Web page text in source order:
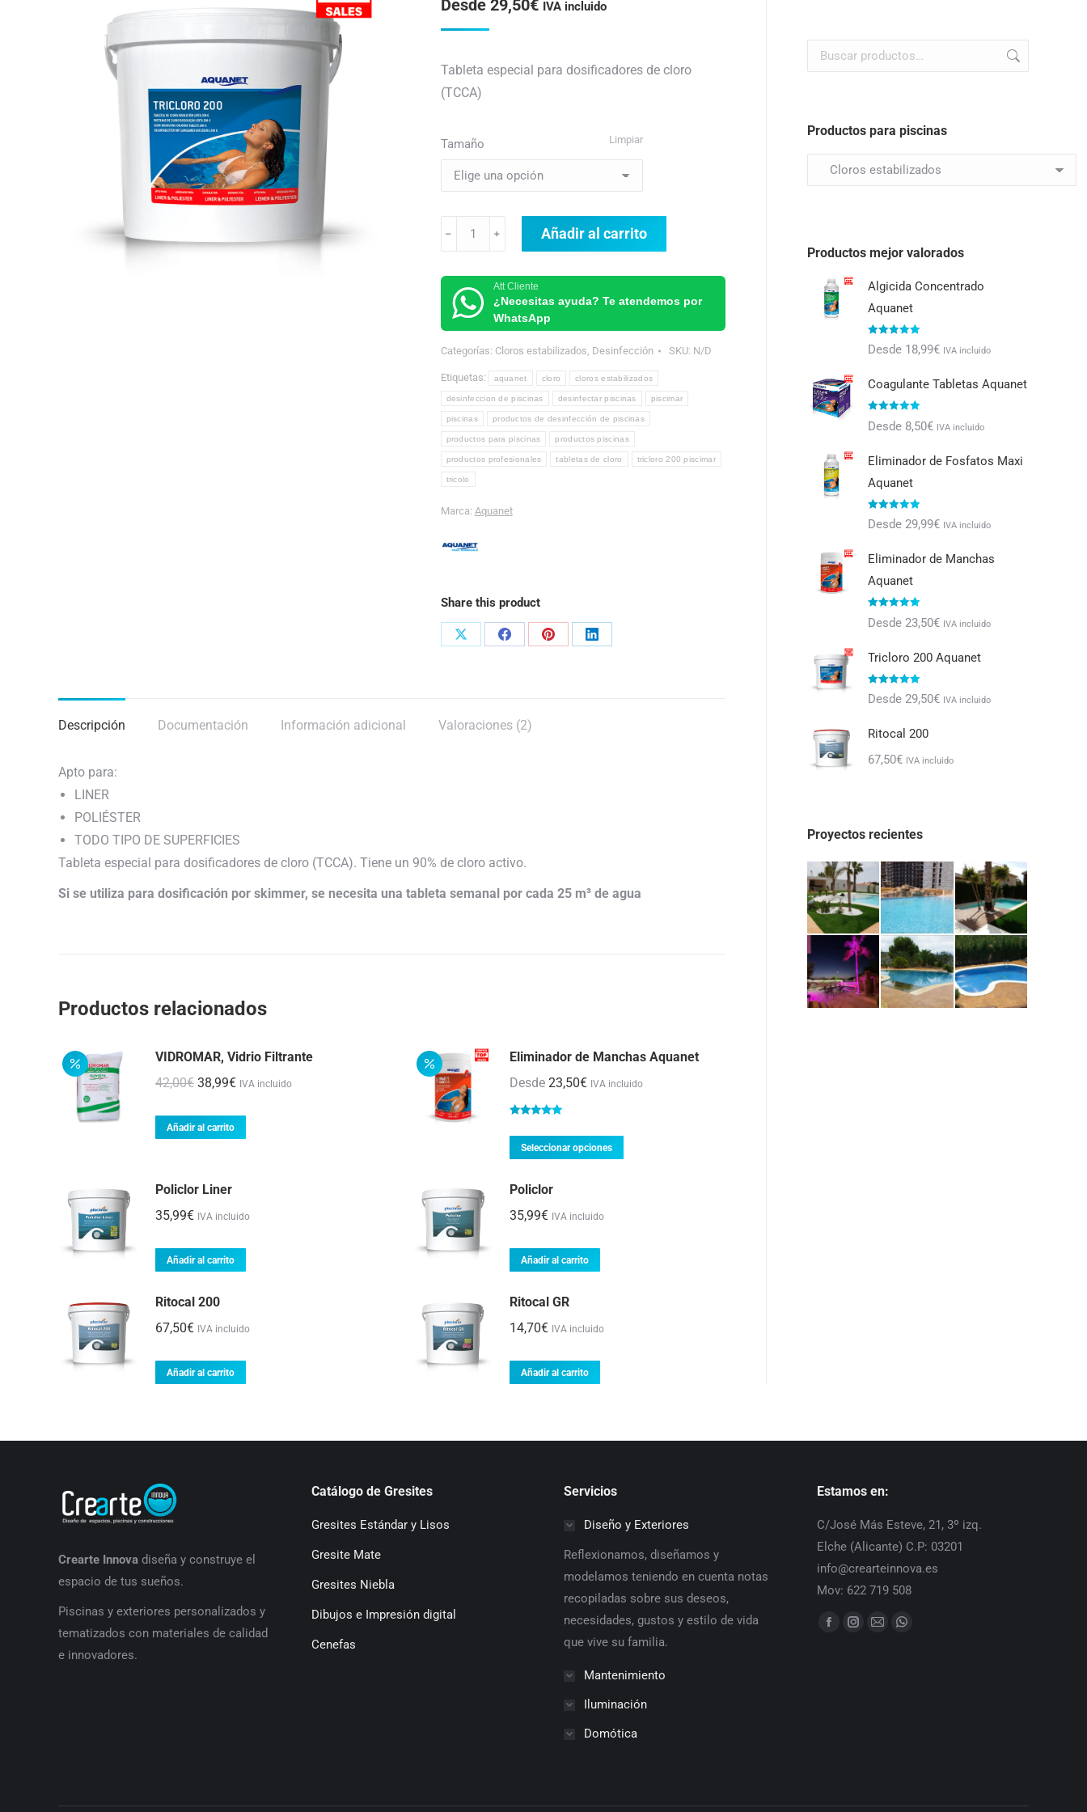
Desde 29,50€ IVA incluido
5 en base a
de clientes
Tableta especial para dosificadores de cloro
(TCCA)
Tamaño Limpiar
Tricloro
200
cantidad
﹣ ﹢ Añadir al carrito
Att Cliente
¿Necesitas ayuda? Te atendemos por
WhatsApp
Categorías: Cloros estabilizados, Desinfección SKU: N/D
Etiquetas: aquanet cloro cloros estabilizados
desinfeccion de piscinas desinfectar piscinas piscimar
piscinas productos de desinfección de piscinas
productos para piscinas productos piscinas
productos profesionales tabletas de cloro tricloro 200 piscimar
tricolo
Marca: Aquanet
Share this product
Share
Share
Share
Share
Descripción Documentación Información adicional Valoraciones (2)
Apto para:
LINER
POLIÉSTER
TODO TIPO DE SUPERFICIES
Tableta especial para dosificadores de cloro (TCCA). Tiene un 90% de cloro activo.
Si se utiliza para dosificación por skimmer, se necesita una tableta semanal por cada 25 m³ de agua
Productos relacionados
VIDROMAR, Vidrio Filtrante
42,00€ El
original
38,99€ElIVA incluido
Añadir al carrito
Eliminador de Manchas Aquanet
Desde 23,50€ IVA incluido
con5.00de
Seleccionar opciones
de
Policlor Liner
35,99€ IVA incluido
Añadir al carrito
Policlor
35,99€ IVA incluido
Añadir al carrito
Ritocal 200
67,50€ IVA incluido
Añadir al carrito
Ritocal GR
14,70€ IVA incluido
Añadir al carrito
Productos para piscinas
Productos mejor valorados
Algicida Concentrado
Aquanet
Valorado con
5.00de 5
Desde 18,99€ IVA incluido
Coagulante Tabletas Aquanet
Valorado con
5.00de 5
Desde 8,50€ IVA incluido
Eliminador de Fosfatos Maxi
Aquanet
Valorado con
5.00de 5
Desde 29,99€ IVA incluido
Eliminador de Manchas
Aquanet
Valorado con
5.00de 5
Desde 23,50€ IVA incluido
Tricloro 200 Aquanet
Valorado con
5.00de 5
Desde 29,50€ IVA incluido
Ritocal 200
67,50€ IVA incluido
Proyectos recientes
Crearte Innova diseña y construye el
espacio de tus sueños.
Piscinas y exteriores personalizados y
tematizados con materiales de calidad
e innovadores.
Catálogo de Gresites
Gresites Estándar y Lisos
Gresite Mate
Gresites Niebla
Dibujos e Impresión digital
Cenefas
Servicios
Diseño y Exteriores
Reflexionamos, diseñamos y
modelamos teniendo en cuenta notas
recopiladas sobre sus deseos,
necesidades, gustos y estilo de vida
que vive su familia.
Mantenimiento
Iluminación
Domótica
Estamos en:
C/José Más Esteve, 21, 3º izq.
Elche (Alicante) C.P: 03201
info@crearteinnova.es
Mov: 622 719 508
Find us on:
Facebook
Instagram
MailWhatsapp